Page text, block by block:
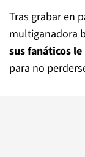
Tras grabar en
multiganadora
sus fanáticos
para no